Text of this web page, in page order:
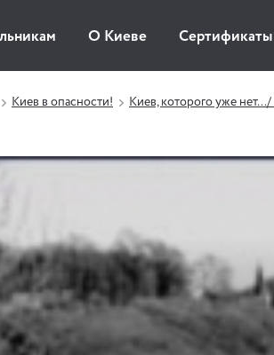
О Киеве Сертификаты
Киев в опасности!
Киев, которого уже